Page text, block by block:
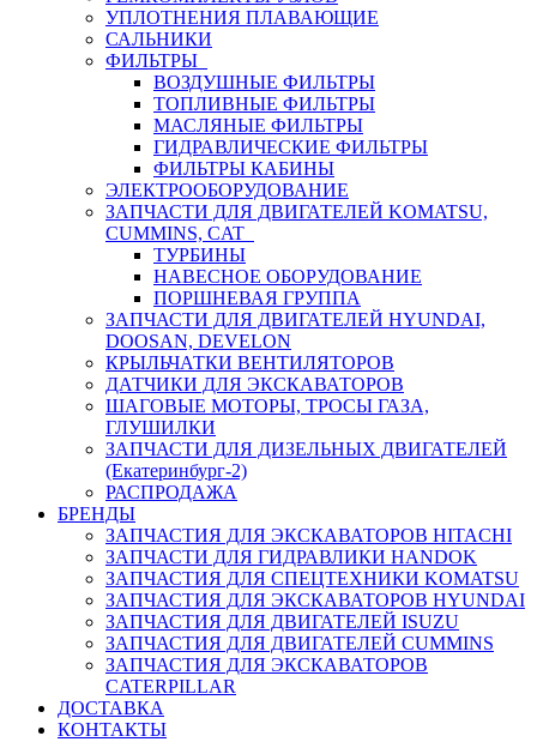
УПЛОТНЕНИЯ ПЛАВАЮЩИЕ
САЛЬНИКИ
ФИЛЬТРЫ
ВОЗДУШНЫЕ ФИЛЬТРЫ
ТОПЛИВНЫЕ ФИЛЬТРЫ
МАСЛЯНЫЕ ФИЛЬТРЫ
ГИДРАВЛИЧЕСКИЕ ФИЛЬТРЫ
ФИЛЬТРЫ КАБИНЫ
ЭЛЕКТРООБОРУДОВАНИЕ
ЗАПЧАСТИ ДЛЯ ДВИГАТЕЛЕЙ KOMATSU,
CUMMINS, CAT
ТУРБИНЫ
НАВЕСНОЕ ОБОРУДОВАНИЕ
ПОРШНЕВАЯ ГРУППА
ЗАПЧАСТИ ДЛЯ ДВИГАТЕЛЕЙ HYUNDAI,
DOOSAN, DEVELON
КРЫЛЬЧАТКИ ВЕНТИЛЯТОРОВ
ДАТЧИКИ ДЛЯ ЭКСКАВАТОРОВ
ШАГОВЫЕ МОТОРЫ, ТРОСЫ ГАЗА,
ГЛУШИЛКИ
ЗАПЧАСТИ ДЛЯ ДИЗЕЛЬНЫХ ДВИГАТЕЛЕЙ
(Екатеринбург-2)
РАСПРОДАЖА
БРЕНДЫ
ЗАПЧАСТИЯ ДЛЯ ЭКСКАВАТОРОВ HITACHI
ЗАПЧАСТИ ДЛЯ ГИДРАВЛИКИ HANDOK
ЗАПЧАСТИЯ ДЛЯ СПЕЦТЕХНИКИ KOMATSU
ЗАПЧАСТИЯ ДЛЯ ЭКСКАВАТОРОВ HYUNDAI
ЗАПЧАСТИЯ ДЛЯ ДВИГАТЕЛЕЙ ISUZU
ЗАПЧАСТИЯ ДЛЯ ДВИГАТЕЛЕЙ CUMMINS
ЗАПЧАСТИЯ ДЛЯ ЭКСКАВАТОРОВ
CATERPILLAR
ДОСТАВКА
КОНТАКТЫ